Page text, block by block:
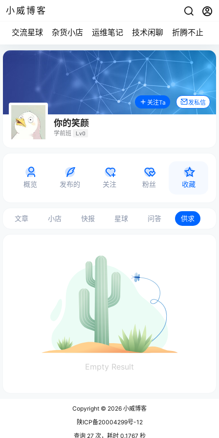
小威博客
交流星球 杂货小店 运维笔记 技术闲聊 折腾不止
你的笑颜
学前班 Lv0
关注Ta 发私信
概览 发布的 关注 粉丝 收藏
文章 小店 快报 星球 问答 供求
Empty Result
Copyright © 2026 小威博客
陕ICP备20004299号-12
查询 27 次，耗时 0.1767 秒